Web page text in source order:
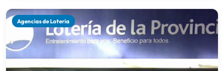
Agencias de Loteria